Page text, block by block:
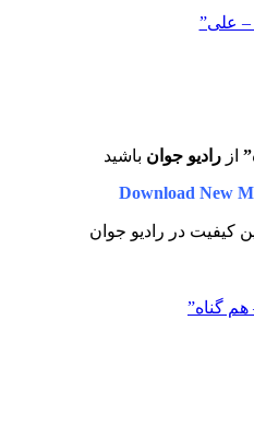
– علی”
از رادیو جوان باشید
Download New
کیفیت در رادیو جوان
گناه”